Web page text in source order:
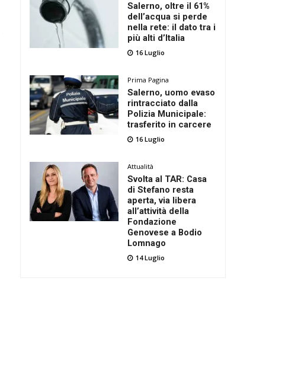
Salerno, oltre il 61%
dell’acqua si perde
nella rete: il dato tra i
più alti d’Italia
16 Luglio
Prima Pagina
Salerno, uomo evaso
rintracciato dalla
Polizia Municipale:
trasferito in carcere
16 Luglio
Attualità
Svolta al TAR: Casa
di Stefano resta
aperta, via libera
all’attività della
Fondazione
Genovese a Bodio
Lomnago
14 Luglio